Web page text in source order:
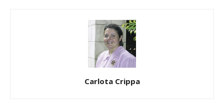
Carlota Crippa